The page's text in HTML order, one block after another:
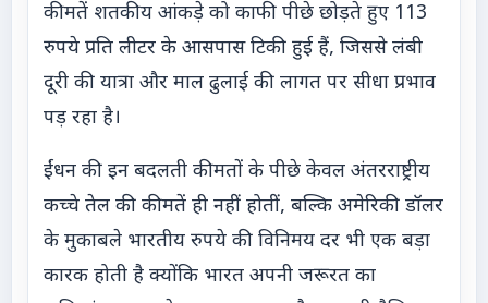
कीमतें शतकीय आंकड़े को काफी पीछे छोड़ते हुए 113
रुपये प्रति लीटर के आसपास टिकी हुई हैं, जिससे लंबी
दूरी की यात्रा और माल ढुलाई की लागत पर सीधा प्रभाव
पड़ रहा है।
ईंधन की इन बदलती कीमतों के पीछे केवल अंतरराष्ट्रीय
कच्चे तेल की कीमतें ही नहीं होतीं, बल्कि अमेरिकी डॉलर
के मुकाबले भारतीय रुपये की विनिमय दर भी एक बड़ा
कारक होती है क्योंकि भारत अपनी जरूरत का